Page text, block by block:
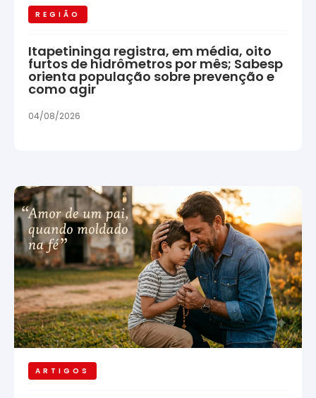
REGIÃO
Itapetininga registra, em média, oito
furtos de hidrômetros por mês; Sabesp
orienta população sobre prevenção e
como agir
04/08/2026
ARTIGOS